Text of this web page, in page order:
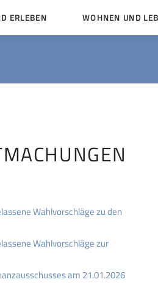
ERLEBEN WOHNEN UND
Wahlvorschläge zu den
Wahlvorschläge zur
am 21.01.2026